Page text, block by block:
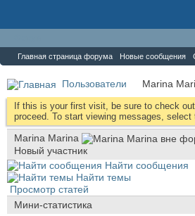
Главная страница форума Новые сообщения
Пользователи Marina
If this is your first visit, be sure to check
proceed. To start viewing messages,
Marina Marina
Новый участник
Найти сообщения
Найти темы
Просмотр статей
Мини-статистика